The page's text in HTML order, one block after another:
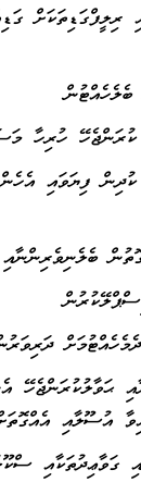
ކުދިން ފިޔަވައި
ޙަވާލުކުރަންޖެހޭ
އުސޫލާއި
ގަވާޢިދުތަކާއި